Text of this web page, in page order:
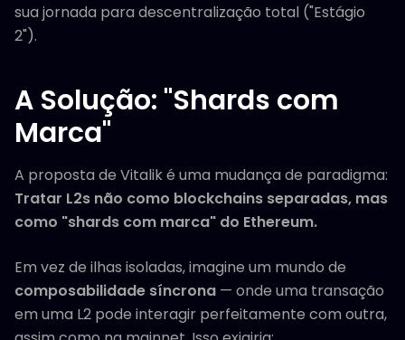
sua jornada para descentralização total ("Estágio
2").
A Solução: "Shards com
Marca"
A proposta de Vitalik é uma mudança de paradigma:
Tratar L2s não como blockchains separadas, mas
como "shards com marca" do Ethereum.
Em vez de ilhas isoladas, imagine um mundo de
composabilidade síncrona — onde uma transação
em uma L2 pode interagir perfeitamente com outra,